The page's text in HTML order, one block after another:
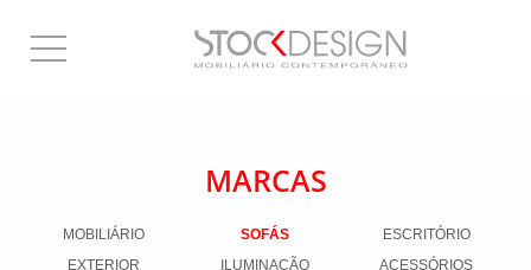
MARCAS
MOBILIÁRIO SOFÁS
ESCRITÓRIO
EXTERIOR
ILUMINAÇÃO
ACESSÓRIOS